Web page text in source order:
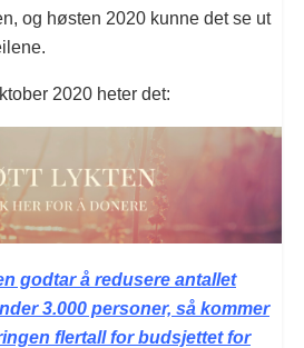
og høsten 2020 kunne det se ut
2020 heter det:
godtar å redusere antallet
3.000 personer, så kommer
flertall for budsjettet for